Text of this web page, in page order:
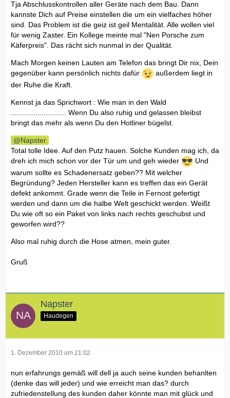
Tja Abschlusskontrollen aller Geräte nach dem Bau. Dann
kannste Dich auf Preise einstellen die um ein vielfaches höher
sind. Das Problem ist die geiz ist geil Mentalität. Alle wollen viel
für wenig Zaster. Ein Kollege meinte mal "Nen Porsche zum
Käferpreis". Das rächt sich nunmal in der Qualität.
Mach Morgen keinen Lauten am Telefon das bringt Dir nix, Dein
gegenüber kann persönlich nichts dafür
außerdem liegt in
der Ruhe die Kraft.
Kennst ja das Sprichwort : Wie man in den Wald
........................... Wenn Du also ruhig und gelassen bleibst
bringt das mehr als wenn Du den Hotliner bügelst.
Napster
Total tolle Idee. Auf den Putz hauen. Solche Kunden mag ich, da
dreh ich mich schon vor der Tür um und geh wieder
Und
warum sollte es Schadenersatz geben?? Mit welcher
Begründung? Jeden Hersteller kann es treffen das ein Gerät
defekt ankommt. Grade wenn die Teile in Fernost gefertigt
werden und dann um die halbe Welt geschickt werden. Weißt
Du wie oft so ein Paket von links nach rechts geschubst und
geworfen wird??
Also mal ruhig durch die Hose atmen, mein guter.
Gruß
Napster
Haudegen
1. Dezember 2010 um 21:02
nun erfahrungs gemäß will dell ja auch seine kunden behanlten
(denke das will jeder) und wie erreicht man das? durch
zufriedenstellung des kunden daher könnte man mit glück und